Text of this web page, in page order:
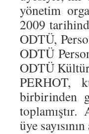
yönetim
2009
ODTÜ,
ODTÜ
ODTÜ
PERHOT,
birbirinden
üye